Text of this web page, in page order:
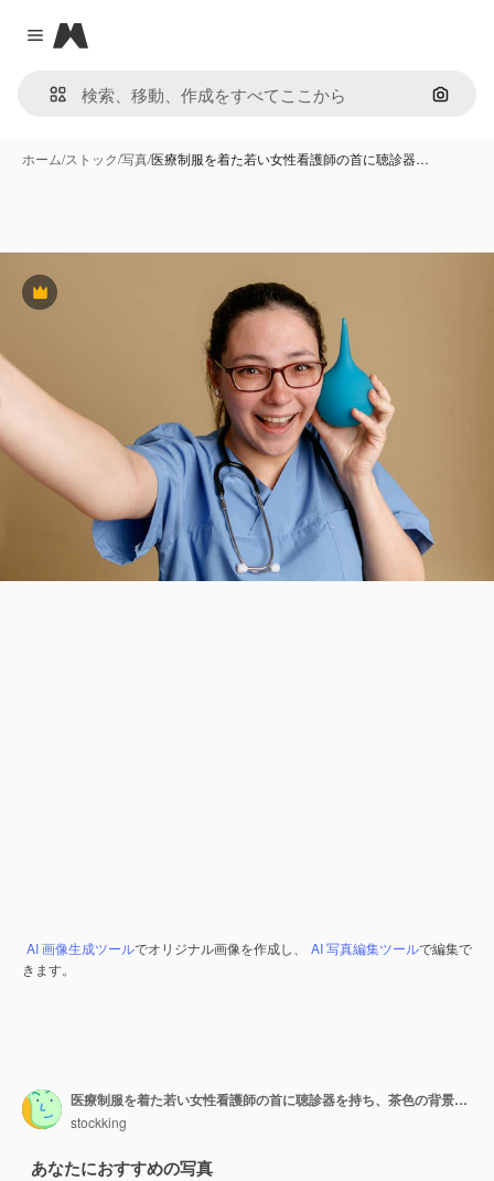
Close menu
Magnific
画像で
ホーム/ストック/写真/医療制服を着た若い女性看護師の首に聴診器…
Premium
AI 画像生成ツールでオリジナル画像を作成し、 AI 写真編集ツールで編集で
きます。
医療制服を着た若い女性看護師の首に聴診器を持ち、茶色の背景の上に幸せで陽気な笑顔でカメラを見ながら浣腸をしている
stockking
あなたにおすすめの写真